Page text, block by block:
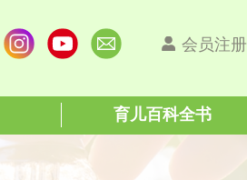
会员注册
育儿百科全书